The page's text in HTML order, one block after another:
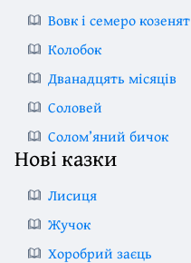
Вовк і семеро козенят
Колобок
Дванадцять місяців
Соловей
Солом’яний бичок
Нові казки
Лисиця
Жучок
Хоробрий заєць